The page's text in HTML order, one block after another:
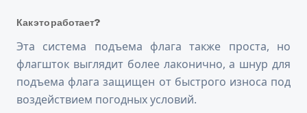
Как это работает?
Эта система подъема флага также проста, но
флагшток выглядит более лаконично, а шнур для
подъема флага защищен от быстрого износа под
воздействием погодных условий.